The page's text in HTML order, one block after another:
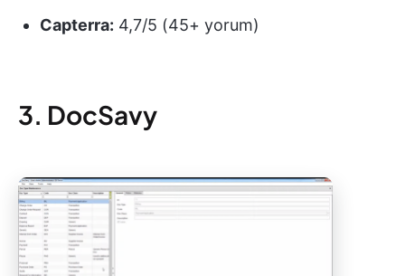
Capterra: 4,7/5 (45+ yorum)
3. DocSavy